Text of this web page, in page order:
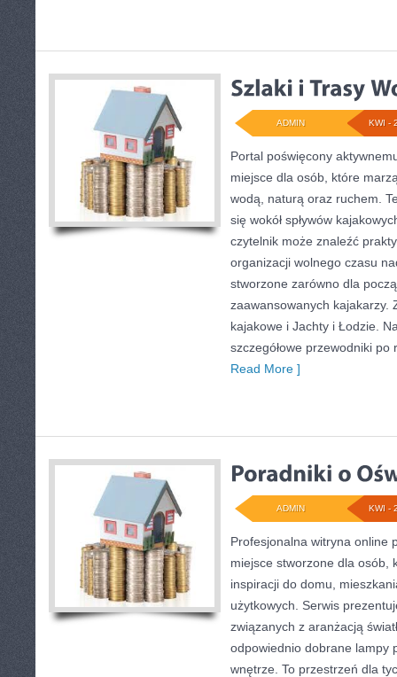
KWI -
ADMIN
Portal poświęcony
miejsce dla osób, które
wodą, naturą oraz ruchem.
się wokół spływów
czytelnik może znaleźć
organizacji wolnego czasu
stworzone zarówno dla
zaawansowanych kajakarzy.
kajakowe i Jachty i Łodzie.
szczegółowe przewodniki
Read More ]
KWI -
ADMIN
Profesjonalna witryna online
miejsce stworzone dla osób,
inspiracji do domu,
użytkowych. Serwis
związanych z aranżacją
odpowiednio dobrane lampy
wnętrze. To przestrzeń dla